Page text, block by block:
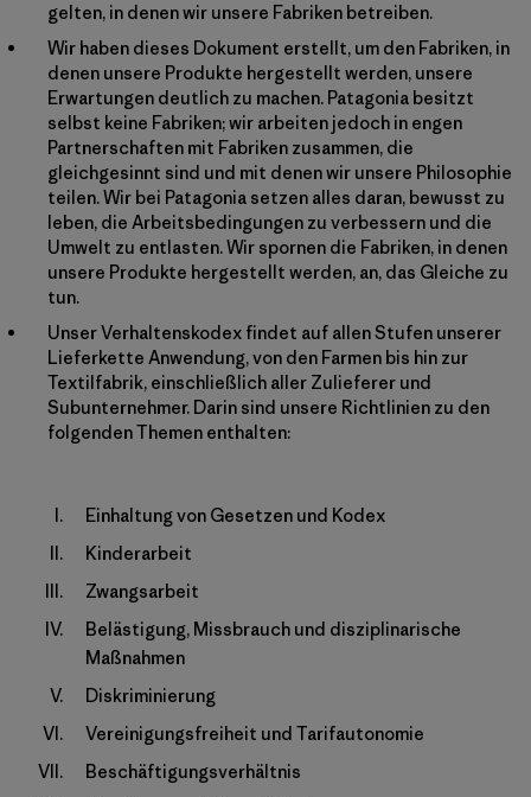
gelten, in denen wir unsere Fabriken betreiben.
Wir haben dieses Dokument erstellt, um den Fabriken, in
denen unsere Produkte hergestellt werden, unsere
Erwartungen deutlich zu machen. Patagonia besitzt
selbst keine Fabriken; wir arbeiten jedoch in engen
Partnerschaften mit Fabriken zusammen, die
gleichgesinnt sind und mit denen wir unsere Philosophie
teilen. Wir bei Patagonia setzen alles daran, bewusst zu
leben, die Arbeitsbedingungen zu verbessern und die
Umwelt zu entlasten. Wir spornen die Fabriken, in denen
unsere Produkte hergestellt werden, an, das Gleiche zu
tun.
Unser Verhaltenskodex findet auf allen Stufen unserer
Lieferkette Anwendung, von den Farmen bis hin zur
Textilfabrik, einschließlich aller Zulieferer und
Subunternehmer. Darin sind unsere Richtlinien zu den
folgenden Themen enthalten:
Einhaltung von Gesetzen und Kodex
Kinderarbeit
Zwangsarbeit
Belästigung, Missbrauch und disziplinarische
Maßnahmen
Diskriminierung
Vereinigungsfreiheit und Tarifautonomie
Beschäftigungsverhältnis